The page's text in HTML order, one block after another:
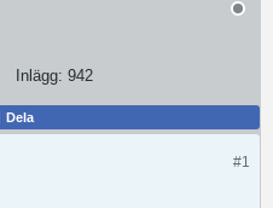
Inlägg: 942
Dela
#1